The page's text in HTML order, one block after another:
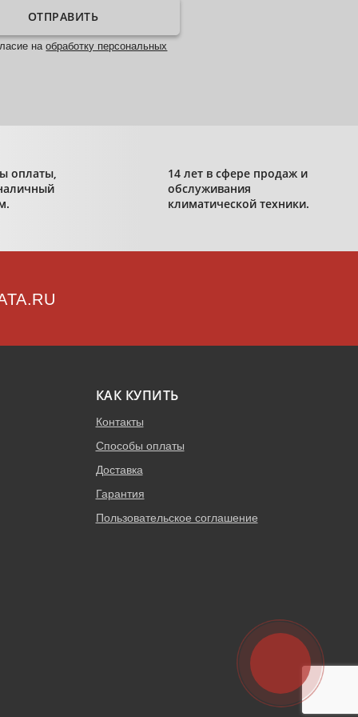
ОТПРАВИТЬ
наобработку персональных
оплаты,
14 лет в сфере продаж и
обслуживания
климатической техники.
КАК КУПИТЬ
Контакты
Способы оплаты
Доставка
Гарантия
Пользовательское соглашение